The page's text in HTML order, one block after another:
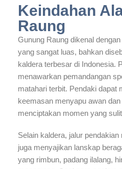
Keindahan
Raung
Gunung Raung dikenal
yang sangat luas, bahkan
kaldera terbesar di Indonesia.
menawarkan pemandangan
matahari terbit. Pendaki dapat
keemasan menyapu awan
menciptakan momen yang
Selain kaldera, jalur
juga menyajikan lanskap
yang rimbun, padang ilalang,